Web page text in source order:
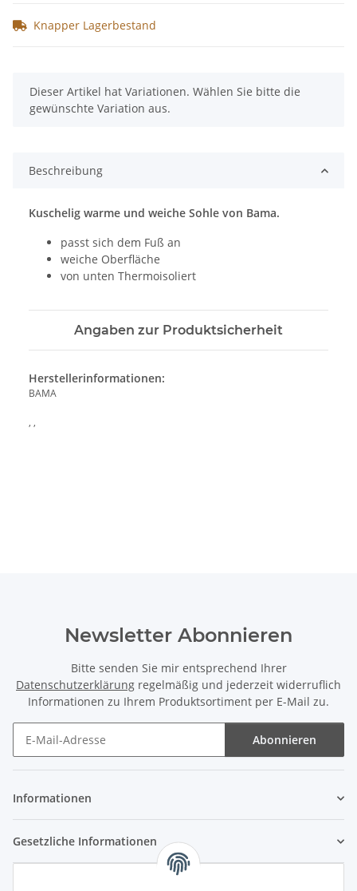
Knapper Lagerbestand
x
Dieser Artikel hat Variationen. Wählen Sie bitte die
gewünschte Variation aus.
Beschreibung
Kuschelig warme und weiche Sohle von Bama.
passt sich dem Fuß an
weiche Oberfläche
von unten Thermoisoliert
Angaben zur Produktsicherheit
Herstellerinformationen:
BAMA
, ,
Newsletter Abonnieren
Bitte senden Sie mir entsprechend Ihrer
Datenschutzerklärung regelmäßig und jederzeit widerruflich
Informationen zu Ihrem Produktsortiment per E-Mail zu.
Abonnieren
Informationen
Gesetzliche Informationen